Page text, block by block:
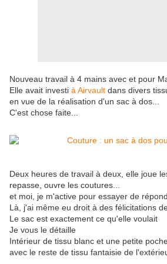
Nouveau travail à 4 mains avec et pour
Elle avait investi à Airvault dans divers
en vue de la réalisation d'un sac à dos...
C'est chose faite...
Deux heures de travail à deux, elle joue
repasse, ouvre les coutures...
et moi, je m'active pour essayer de
Là, j'ai même eu droit à des félicitations
Le sac est exactement ce qu'elle voulait
Je vous le détaille
Intérieur de tissu blanc et une petite
avec le reste de tissu fantaisie de